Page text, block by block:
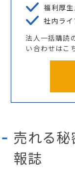
福利厚
社内ラ
法人一括購読
い合わせはこ
売れる
報誌